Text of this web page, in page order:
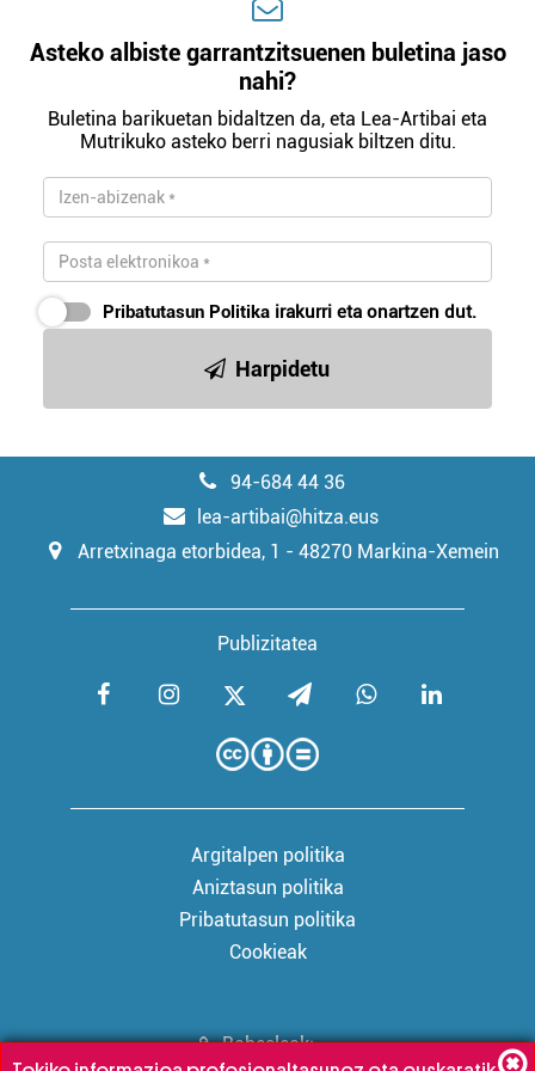
Asteko albiste garrantzitsuenen buletina jaso
nahi?
Buletina barikuetan bidaltzen da, eta Lea-Artibai eta
Mutrikuko asteko berri nagusiak biltzen ditu.
Pribatutasun Politika irakurri eta onartzen dut.
Harpidetu
94-684 44 36
lea-artibai@hitza.eus
Arretxinaga etorbidea, 1 - 48270 Markina-Xemein
Publizitatea
Argitalpen politika
Aniztasun politika
Pribatutasun politika
Cookieak
Babesleak: